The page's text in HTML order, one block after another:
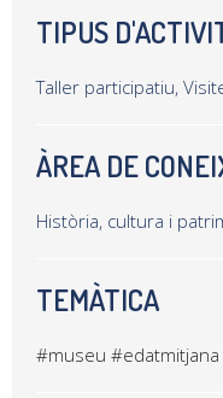
TIPUS
Taller participatiu,
ÀREA DE
Història, cultura i
TEMÀTICA
#museu #edatmitjana